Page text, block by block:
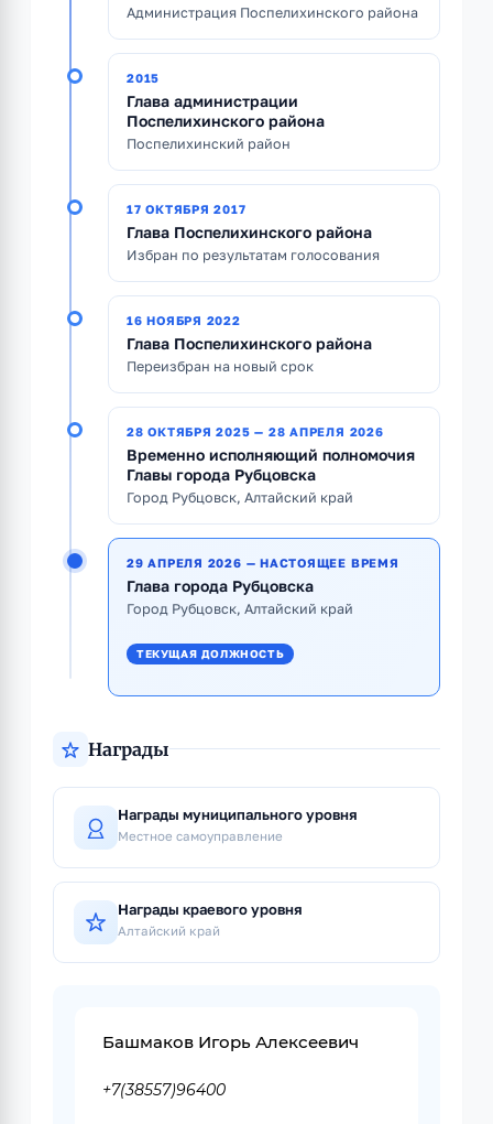
Администрация Поспелихинского района
2015
Глава администрации
Поспелихинского района
Поспелихинский район
17 ОКТЯБРЯ 2017
Глава Поспелихинского района
Избран по результатам голосования
16 НОЯБРЯ 2022
Глава Поспелихинского района
Переизбран на новый срок
28 ОКТЯБРЯ 2025 — 28 АПРЕЛЯ 2026
Временно исполняющий полномочия
Главы города Рубцовска
Город Рубцовск, Алтайский край
29 АПРЕЛЯ 2026 — НАСТОЯЩЕЕ ВРЕМЯ
Глава города Рубцовска
Город Рубцовск, Алтайский край
ТЕКУЩАЯ ДОЛЖНОСТЬ
Награды
Награды муниципального уровня
Местное самоуправление
Награды краевого уровня
Алтайский край
Башмаков Игорь Алексеевич
+7(38557)96400